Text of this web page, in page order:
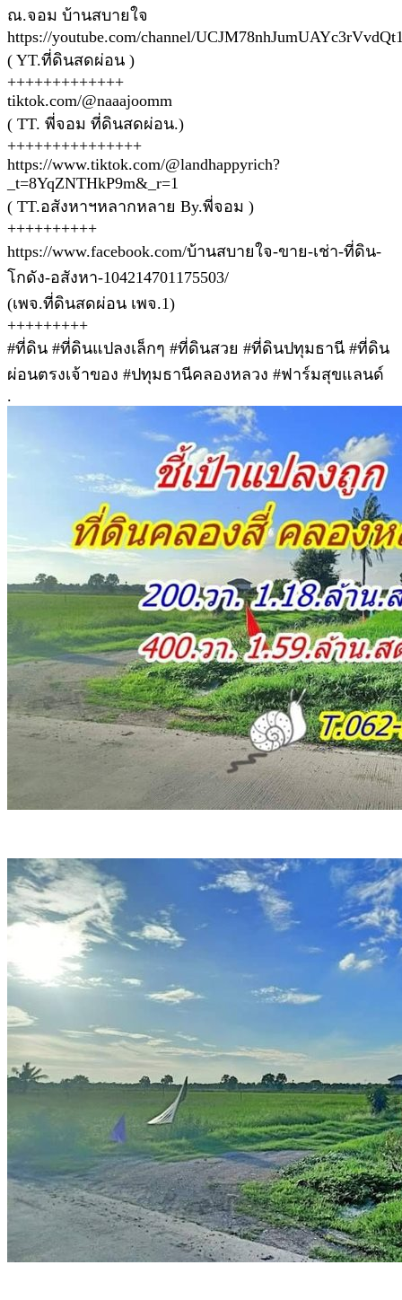
ณ.จอม บ้านสบายใจ
https://youtube.com/channel/
( YT.ที่ดินสดผ่อน )
+++++++++++++
tiktok.com/@naaajoomm
( TT. พี่จอม ที่ดินสดผ่อน.)
+++++++++++++++
https://www.tiktok.com/@landhappyrich?
_t=8YqZNTHkP9m&_r=1
( TT.อสังหาฯหลากหลาย By.พี่จอม )
++++++++++
https://www.facebook.com/บ้านสบายใจ-ขาย-เช่า-ที่ดิน-
โกดัง-อสังหา-104214701175503/
(เพจ.ที่ดินสดผ่อน เพจ.1)
+++++++++
#ที่ดิน #ที่ดินแปลงเล็กๆ #ที่ดินสวย #ที่ดินปทุมธานี #ที่ดิน
ผ่อนตรงเจ้าของ #ปทุมธานีคลองหลวง #ฟาร์มสุขแลนด์
.